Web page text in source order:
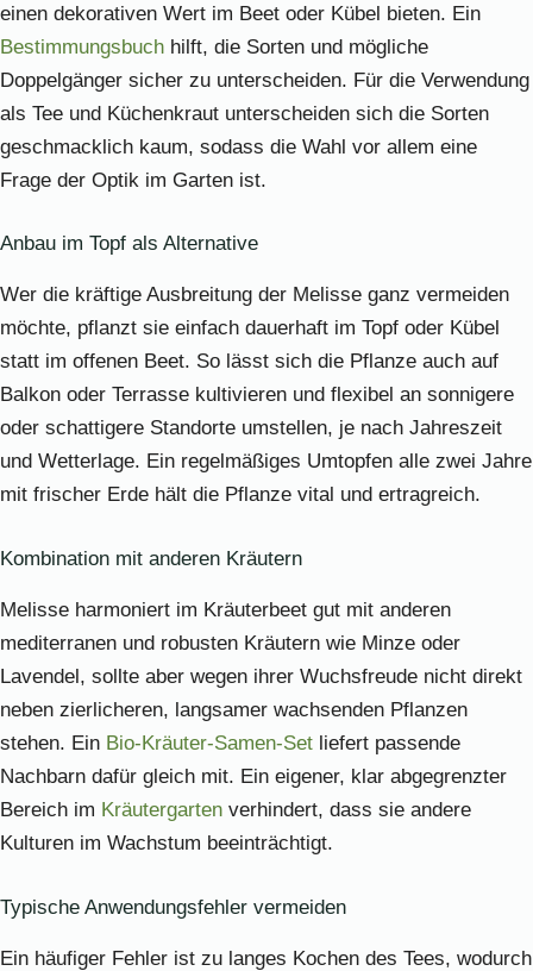
einen dekorativen Wert im Beet oder Kübel bieten. Ein
Bestimmungsbuch hilft, die Sorten und mögliche
Doppelgänger sicher zu unterscheiden. Für die Verwendung
als Tee und Küchenkraut unterscheiden sich die Sorten
geschmacklich kaum, sodass die Wahl vor allem eine
Frage der Optik im Garten ist.
Anbau im Topf als Alternative
Wer die kräftige Ausbreitung der Melisse ganz vermeiden
möchte, pflanzt sie einfach dauerhaft im Topf oder Kübel
statt im offenen Beet. So lässt sich die Pflanze auch auf
Balkon oder Terrasse kultivieren und flexibel an sonnigere
oder schattigere Standorte umstellen, je nach Jahreszeit
und Wetterlage. Ein regelmäßiges Umtopfen alle zwei Jahre
mit frischer Erde hält die Pflanze vital und ertragreich.
Kombination mit anderen Kräutern
Melisse harmoniert im Kräuterbeet gut mit anderen
mediterranen und robusten Kräutern wie Minze oder
Lavendel, sollte aber wegen ihrer Wuchsfreude nicht direkt
neben zierlicheren, langsamer wachsenden Pflanzen
stehen. Ein Bio-Kräuter-Samen-Set liefert passende
Nachbarn dafür gleich mit. Ein eigener, klar abgegrenzter
Bereich im Kräutergarten verhindert, dass sie andere
Kulturen im Wachstum beeinträchtigt.
Typische Anwendungsfehler vermeiden
Ein häufiger Fehler ist zu langes Kochen des Tees, wodurch